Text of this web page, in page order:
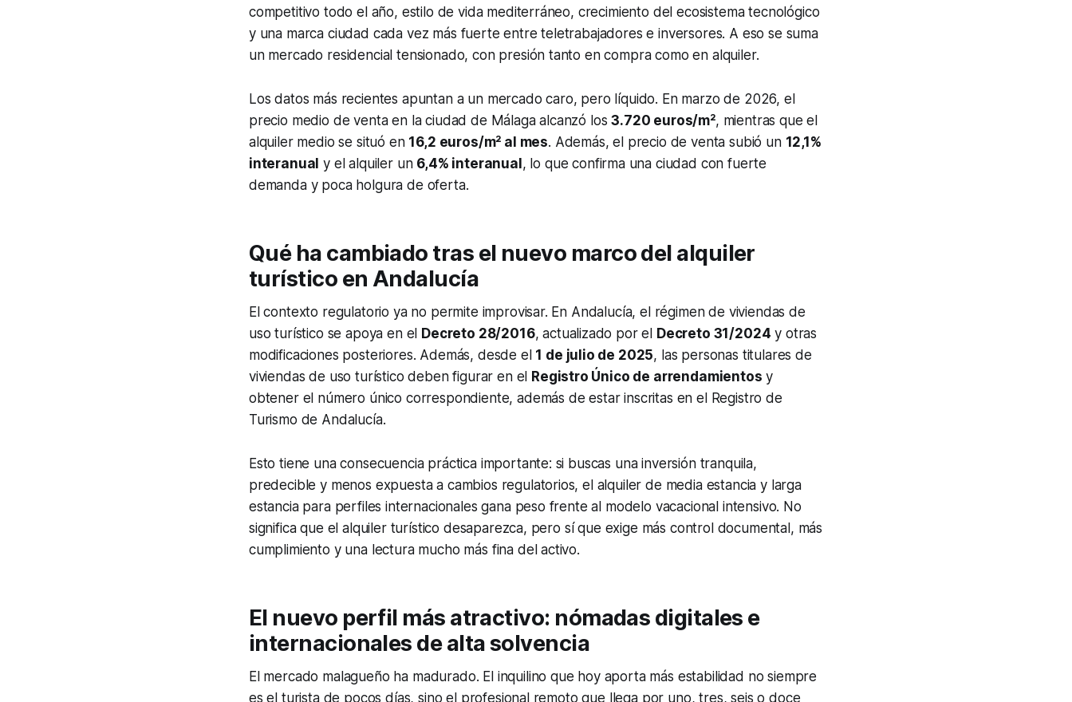
competitivo todo el año, estilo de vida mediterráneo, crecimiento del ecosistema tecnológico
y una marca ciudad cada vez más fuerte entre teletrabajadores e inversores. A eso se suma
un mercado residencial tensionado, con presión tanto en compra como en alquiler.
Los datos más recientes apuntan a un mercado caro, pero líquido. En marzo de 2026, el
precio medio de venta en la ciudad de Málaga alcanzó los3.720 euros/m², mientras que el
alquiler medio se situó en 16,2 euros/m² al mes. Además, el precio de venta subió un 12,1%
interanual y el alquiler un 6,4% interanual , lo que confirma una ciudad con fuerte
demanda y poca holgura de oferta.
Qué ha cambiado tras el nuevo marco del alquiler
turístico en Andalucía
El contexto regulatorio ya no permite improvisar. En Andalucía, el régimen de viviendas de
uso turístico se apoya en el Decreto 28/2016, actualizado por el Decreto 31/2024 y otras
modificaciones posteriores. Además, desde el 1 de julio de 2025, las personas titulares de
viviendas de uso turístico deben figurar en el Registro Único de arrendamientos y
obtener el número único correspondiente, además de estar inscritas en el Registro de
Turismo de Andalucía.
Esto tiene una consecuencia práctica importante: si buscas una inversión tranquila,
predecible y menos expuesta a cambios regulatorios, el alquiler de media estancia y larga
estancia para perfiles internacionales gana peso frente al modelo vacacional intensivo. No
significa que el alquiler turístico desaparezca, pero sí que exige más control documental, más
cumplimiento y una lectura mucho más fina del activo.
El nuevo perfil más atractivo: nómadas digitales e
internacionales de alta solvencia
El mercado malagueño ha madurado. El inquilino que hoy aporta más estabilidad no siempre
es el turista de pocos días, sino el profesional remoto que llega por uno, tres, seis o doce